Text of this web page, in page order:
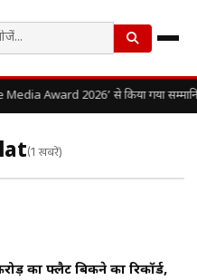
Award 2026’ से किया गया
(1 खबरें)
का फ्लैट बिकने का रिकॉर्ड,